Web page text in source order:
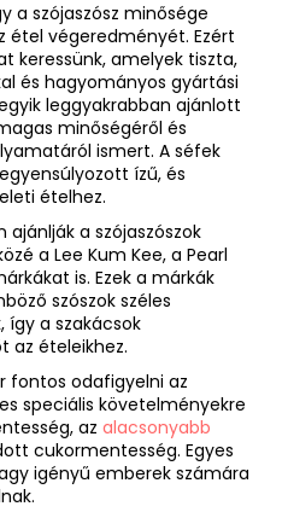
a szójaszósz minősége
étel végeredményét. Ezért
keressünk, amelyek tiszta,
és hagyományos gyártási
leggyakrabban ajánlott
minőségéről és
ismert. A séfek
ízű, és
ételhez.
a szójaszószok
a Lee Kum Kee, a Pearl
is. Ezek a márkák
szószok széles
így a szakácsok
az ételeikhez.
fontos odafigyelni az
speciális követelményekre
az alacsonyabb
cukormentesség. Egyes
igényű emberek számára